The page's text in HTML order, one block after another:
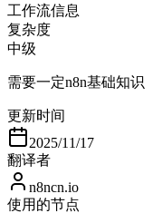
工作流信息
复杂度
中级
需要一定n8n基础知识
更新时间
2025/11/17
翻译者
n8ncn.io
使用的节点